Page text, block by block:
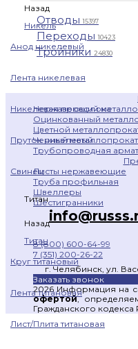
Назад
Никель
Анод никелевый
Лента никелевая
Никелевая проволока
Пруток никелевый
Свинец
Титан
Назад
Титан
Круг титановый
Лента титановая
Лист/Плита титановая
Отводы15397
Переходы10423
Тройники 24830
Нержавеющий
Оцинкованный
Цветной
Черный металлопрокат
Трубопроводная
Листы нержавеющие
Труба профильная
Швеллеры
Шестигранники
8 (800) 600-64-99
7 (351) 200-26-22
г. Челябинск, ул.
Заказать звонок
2026 Информация на
офертой,
Гражданского